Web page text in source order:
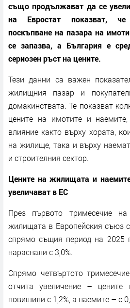
също продължават да се
на Евростат показват,
поскъпване на пазара на
се запазва, а България е
сериозен ръст на цените.
Тези данни са важен
жилищния пазар и
домакинствата. Те показват
цените на имотите и
влияние както върху хората,
на жилище, така и върху
и строителния сектор.
Цените на жилищата и
увеличават в ЕС
През първото тримесечие
жилищата в Европейския съюз
спрямо същия период на 2025
нараснали с 3,0%.
Спрямо четвъртото
отчита увеличение –
повишили с 1,2%, а наемите – с